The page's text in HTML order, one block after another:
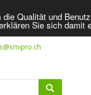
Qualität und
Sie sich damit